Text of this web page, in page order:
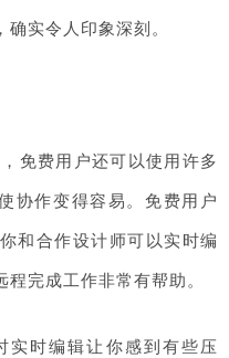
实令人印象深刻。
免费用户还可以使用许多
协作变得容易。免费用户
和合作设计师可以实时编
完成工作非常有帮助。
实时编辑让你感到有些压